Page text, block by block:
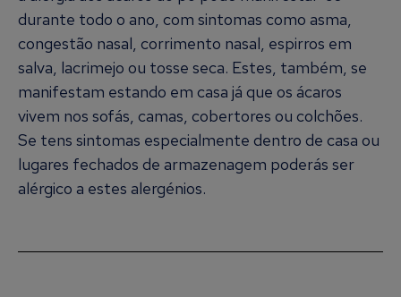
durante todo o ano, com sintomas como asma,
congestão nasal, corrimento nasal, espirros em
salva, lacrimejo ou tosse seca. Estes, também, se
manifestam estando em casa já que os ácaros
vivem nos sofás, camas, cobertores ou colchões.
Se tens sintomas especialmente dentro de casa ou
lugares fechados de armazenagem poderás ser
alérgico a estes alergénios.